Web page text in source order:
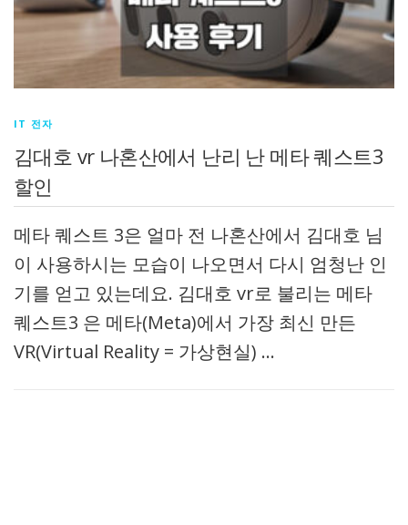
IT 전자
김대호 vr 나혼산에서 난리 난 메타 퀘스트3
할인
메타 퀘스트 3은 얼마 전 나혼산에서 김대호 님
이 사용하시는 모습이 나오면서 다시 엄청난 인
기를 얻고 있는데요. 김대호 vr로 불리는 메타
퀘스트3 은 메타(Meta)에서 가장 최신 만든
VR(Virtual Reality = 가상현실) …